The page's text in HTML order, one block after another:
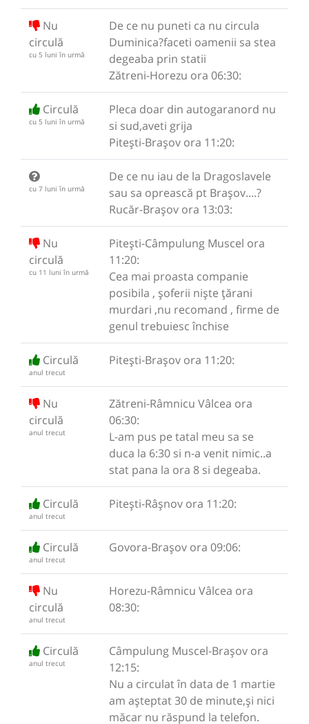
Nu
circulă
cu 5 luni în urmă
De ce nu puneti ca nu circula
Duminica?faceti oamenii sa stea
degeaba prin statii
Zătreni-Horezu ora 06:30:
Circulă
cu 5 luni în urmă
Pleca doar din autogaranord nu
si sud,aveti grija
Pitești-Brașov ora 11:20:
cu 7 luni în urmă
De ce nu iau de la Dragoslavele
sau sa oprească pt Brașov....?
Rucăr-Brașov ora 13:03:
Nu
circulă
cu 11 luni în urmă
Pitești-Câmpulung Muscel ora
11:20:
Cea mai proasta companie
posibila , șoferii niște țărani
murdari ,nu recomand , firme de
genul trebuiesc închise
Circulă
anul trecut
Pitești-Brașov ora 11:20:
Nu
circulă
anul trecut
Zătreni-Râmnicu Vâlcea ora
06:30:
L-am pus pe tatal meu sa se
duca la 6:30 si n-a venit nimic..a
stat pana la ora 8 si degeaba.
Circulă
anul trecut
Pitești-Râşnov ora 11:20:
Circulă
anul trecut
Govora-Brașov ora 09:06:
Nu
circulă
anul trecut
Horezu-Râmnicu Vâlcea ora
08:30:
Circulă
anul trecut
Câmpulung Muscel-Brașov ora
12:15:
Nu a circulat în data de 1 martie
am așteptat 30 de minute,și nici
măcar nu răspund la telefon.